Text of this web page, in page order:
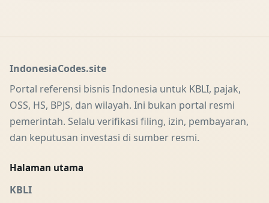
IndonesiaCodes.site
Portal referensi bisnis Indonesia untuk KBLI, pajak,
OSS, HS, BPJS, dan wilayah. Ini bukan portal resmi
pemerintah. Selalu verifikasi filing, izin, pembayaran,
dan keputusan investasi di sumber resmi.
Halaman utama
KBLI